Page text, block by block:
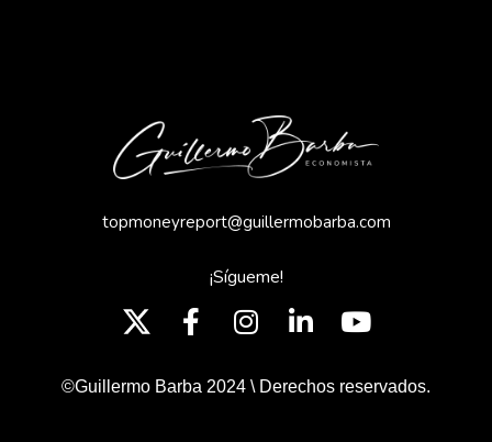
topmoneyreport@guillermobarba.com
¡Sígueme!
©Guillermo Barba 2024 \ Derechos reservados.